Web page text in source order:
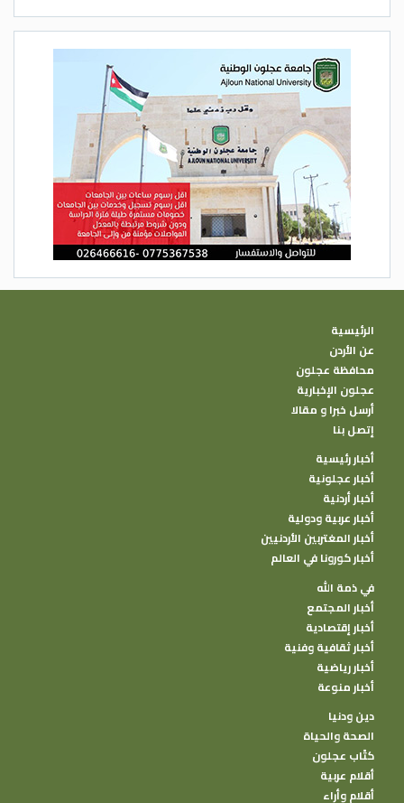
الرئيسية
عن الأردن
محافظة عجلون
عجلون الإخبارية
أرسل خبرا و مقالا
إتصل بنا
أخبار رئيسية
أخبار عجلونية
أخبار أردنية
أخبار عربية ودولية
أخبار المغتربين الأردنيين
أخبار كورونا في العالم
في ذمة الله
أخبار المجتمع
أخبار إقتصادية
أخبار ثقافية وفنية
أخبار رياضية
أخبار منوعة
دين ودنيا
الصحة والحياة
كتًاب عجلون
أقلام عربية
أقلام وأراء